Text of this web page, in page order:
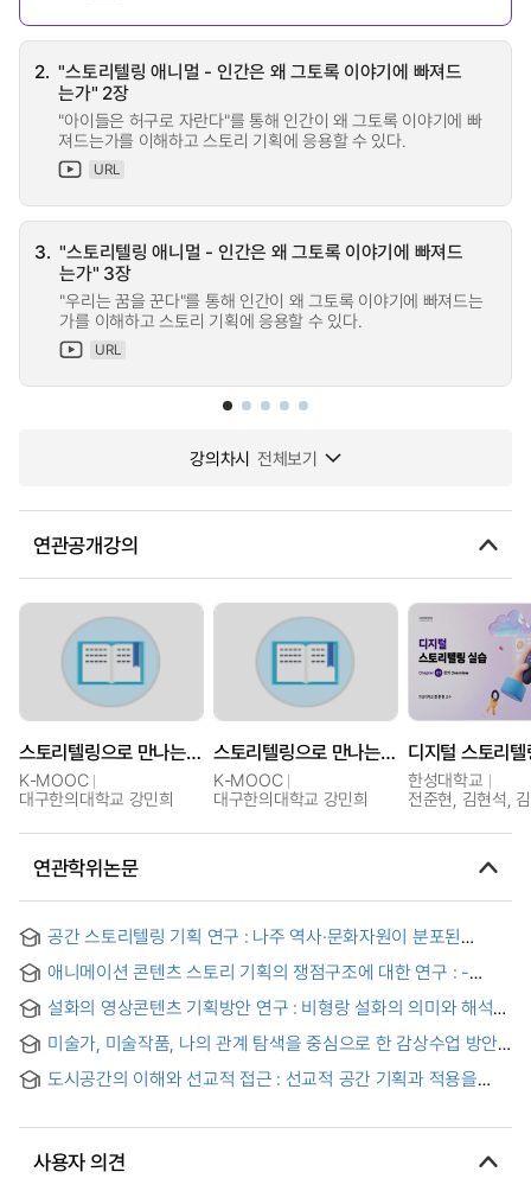
2. "스토리텔링 애니멀 - 인간은 왜 그토록 이야기에 빠져드
는가" 2장
"아이들은 허구로 자란다"를 통해 인간이 왜 그토록 이야기에 빠
져드는가를 이해하고 스토리 기획에 응용할 수 있다.
URL
3. "스토리텔링 애니멀 - 인간은 왜 그토록 이야기에 빠져드
는가" 3장
"우리는 꿈을 꾼다"를 통해 인간이 왜 그토록 이야기에 빠져드는
가를 이해하고 스토리 기획에 응용할 수 있다.
URL
강의차시 전체보기
연관공개강의
스토리텔링으로 만나는 한의콘텐츠 기획
K-MOOC
대구한의대학교 강민희
스토리텔링으로 만나는 한의콘텐츠 기획
K-MOOC
대구한의대학교 강민희
디지털 스토리
한성대학교
전준현, 김현석,
연관학위논문
공간 스토리텔링 기획 연구 : 나주 역사·문화자원이 분포된
애니메이션 콘텐츠 스토리 기획의 쟁점구조에 대한 연구 : -
Issue Structure of Animation Contents Story Planning
설화의 영상콘텐츠 기획방안 연구 : 비형랑 설화의 의미와 해석을
development : Focused on the meaning and interpretation
on the folk tale of Bi-hyung-rang
미술가, 미술작품, 나의 관계 탐색을 중심으로 한 감상수업 방안
도시공간의 이해와 선교적 접근 : 선교적 공간 기획과 적용을
사용자 의견